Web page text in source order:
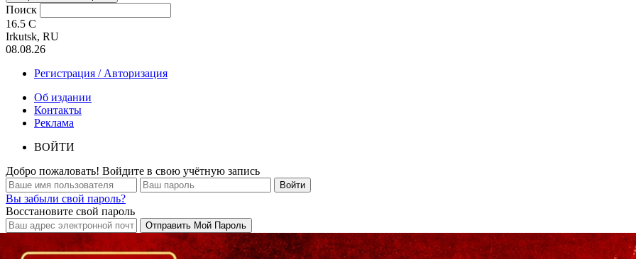
Поиск
16.5 C
Irkutsk, RU
08.08.26
Регистрация / Авторизация
Об издании
Контакты
Реклама
ВОЙТИ
Добро пожаловать! Войдите в свою учётную запись
Вы забыли свой пароль?
Восстановите свой пароль
Кто есть кто в Байкальском регионе